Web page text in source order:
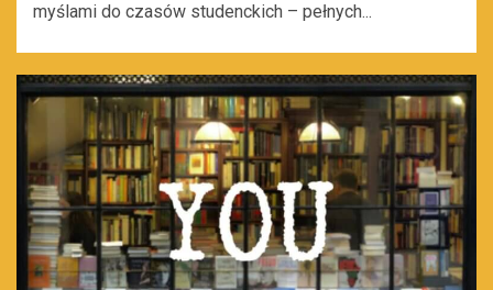
myślami do czasów studenckich – pełnych...